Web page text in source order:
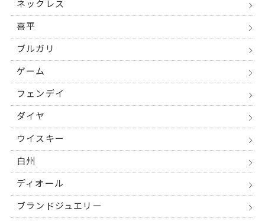
ネックレス
喜平
ブルガリ
ゲーム
フェンデイ
ダイヤ
ウイスキー
白州
ディオール
ブランドジュエリー